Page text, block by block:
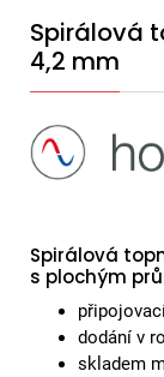
Spirálová
4,2 mm
Spirálová
s plochým
dodání v
skladem